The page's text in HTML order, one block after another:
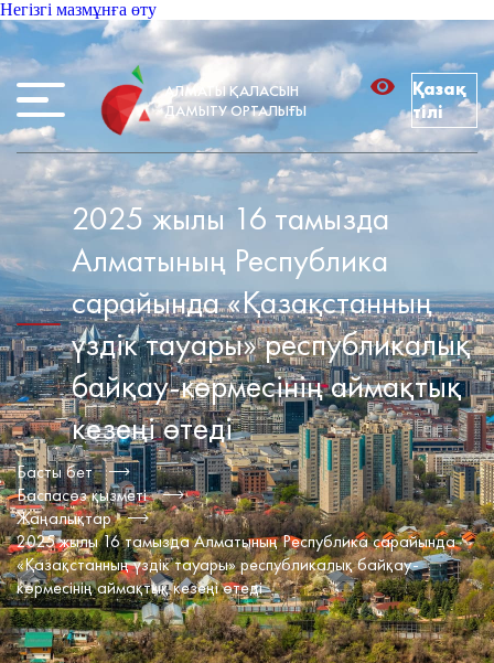
Негізгі мазмұнға өту
АЛМАТЫ ҚАЛАСЫН
ДАМЫТУ ОРТАЛЫҒЫ
Қазақ
тілі
2025 жылы 16 тамызда
Алматының Республика
сарайында «Қазақстанның
үздік тауары» республикалық
байқау-көрмесінің аймақтық
кезеңі өтеді
Басты бет
Баспасөз қызметі
Жаңалықтар
2025 жылы 16 тамызда Алматының Республика сарайында
«Қазақстанның үздік тауары» республикалық байқау-
көрмесінің аймақтық кезеңі өтеді